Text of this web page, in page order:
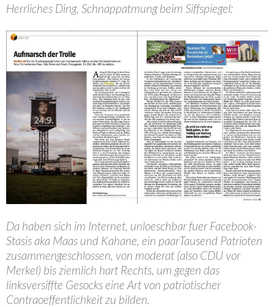
Herrliches Ding, Schnappatmung beim Siffspiegel:
Da haben sich im Internet, unloeschbar fuer Facebook-
Stasis aka Maas und Kahane, ein paarTausend Patrioten
zusammengeschlossen, von moderat (also CDU vor
Merkel) bis ziemlich hart Rechts, um gegen das
linksversiffte Gesocks eine Art von patriotischer
Contraoeffentlichkeit zu bilden.